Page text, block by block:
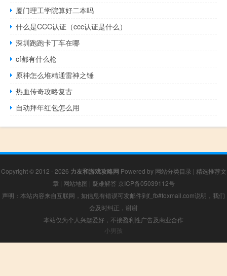
厦门理工学院算好二本吗
什么是CCC认证（ccc认证是什么）
深圳跑跑卡丁车在哪
cf都有什么枪
原神怎么堆精通雷神之锤
热血传奇攻略复古
自动拜年红包怎么用
Copyright © 2012 - 2026 力友和游戏攻略网 Powered by 网站分类目录 | 精选推荐文
章 | 网站地图 | 疑难解答 京ICP备05039112号
声明：本站内容来自互联网，如信息有错误可发邮件到f_fb#foxmail.com说明，我们
会及时纠正，谢谢
本站仅为个人兴趣爱好，不接盈利性广告及商业合作
小男孩